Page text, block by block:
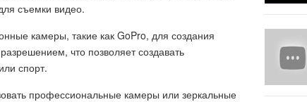
съемки видео.
камеры, такие как GoPro, для создания
что позволяет создавать
спорт.
профессиональные камеры или зеркальные